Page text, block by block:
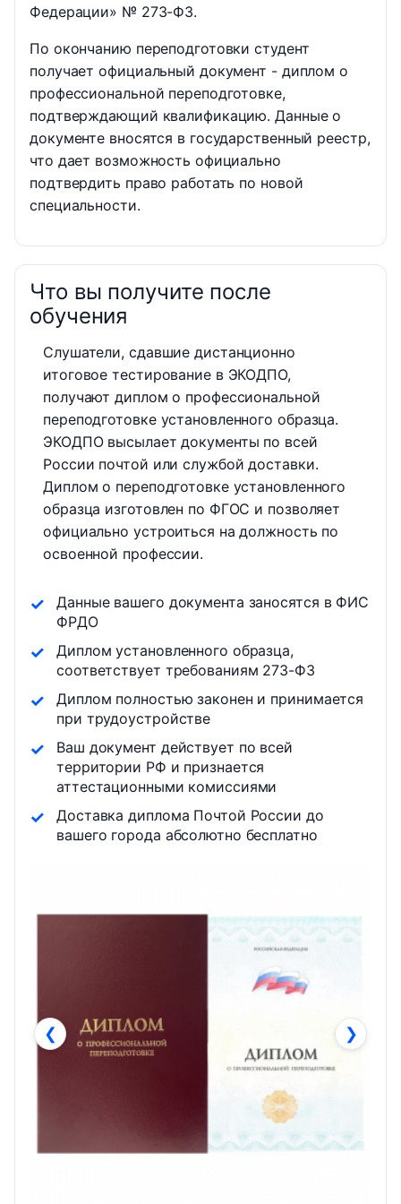
Федерации» № 273-ФЗ.
По окончанию переподготовки студент
получает официальный документ - диплом о
профессиональной переподготовке,
подтверждающий квалификацию. Данные о
документе вносятся в государственный реестр,
что дает возможность официально
подтвердить право работать по новой
специальности.
Что вы получите после
обучения
Слушатели, сдавшие дистанционно
итоговое тестирование в ЭКОДПО,
получают диплом о профессиональной
переподготовке установленного образца.
ЭКОДПО высылает документы по всей
России почтой или службой доставки.
Диплом о переподготовке установленного
образца изготовлен по ФГОС и позволяет
официально устроиться на должность по
освоенной профессии.
Данные вашего документа заносятся в ФИС
ФРДО
Диплом установленного образца,
соответствует требованиям 273-ФЗ
Диплом полностью законен и принимается
при трудоустройстве
Ваш документ действует по всей
территории РФ и признается
аттестационными комиссиями
Доставка диплома Почтой России до
вашего города абсолютно бесплатно
❮ ❯